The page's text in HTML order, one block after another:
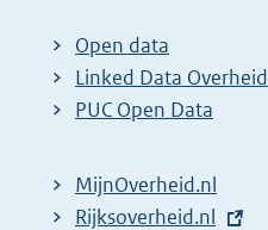
t
e
r
l
Open data
Linked Data Overheid
PUC Open Data
MijnOverheid.nl
E
Rijksoverheid.nl